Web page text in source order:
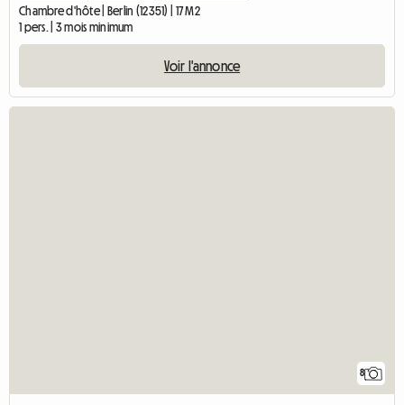
Chambre d'hôte | Berlin (12351) | 17 M2
1 pers. | 3 mois minimum
Voir l'annonce
8